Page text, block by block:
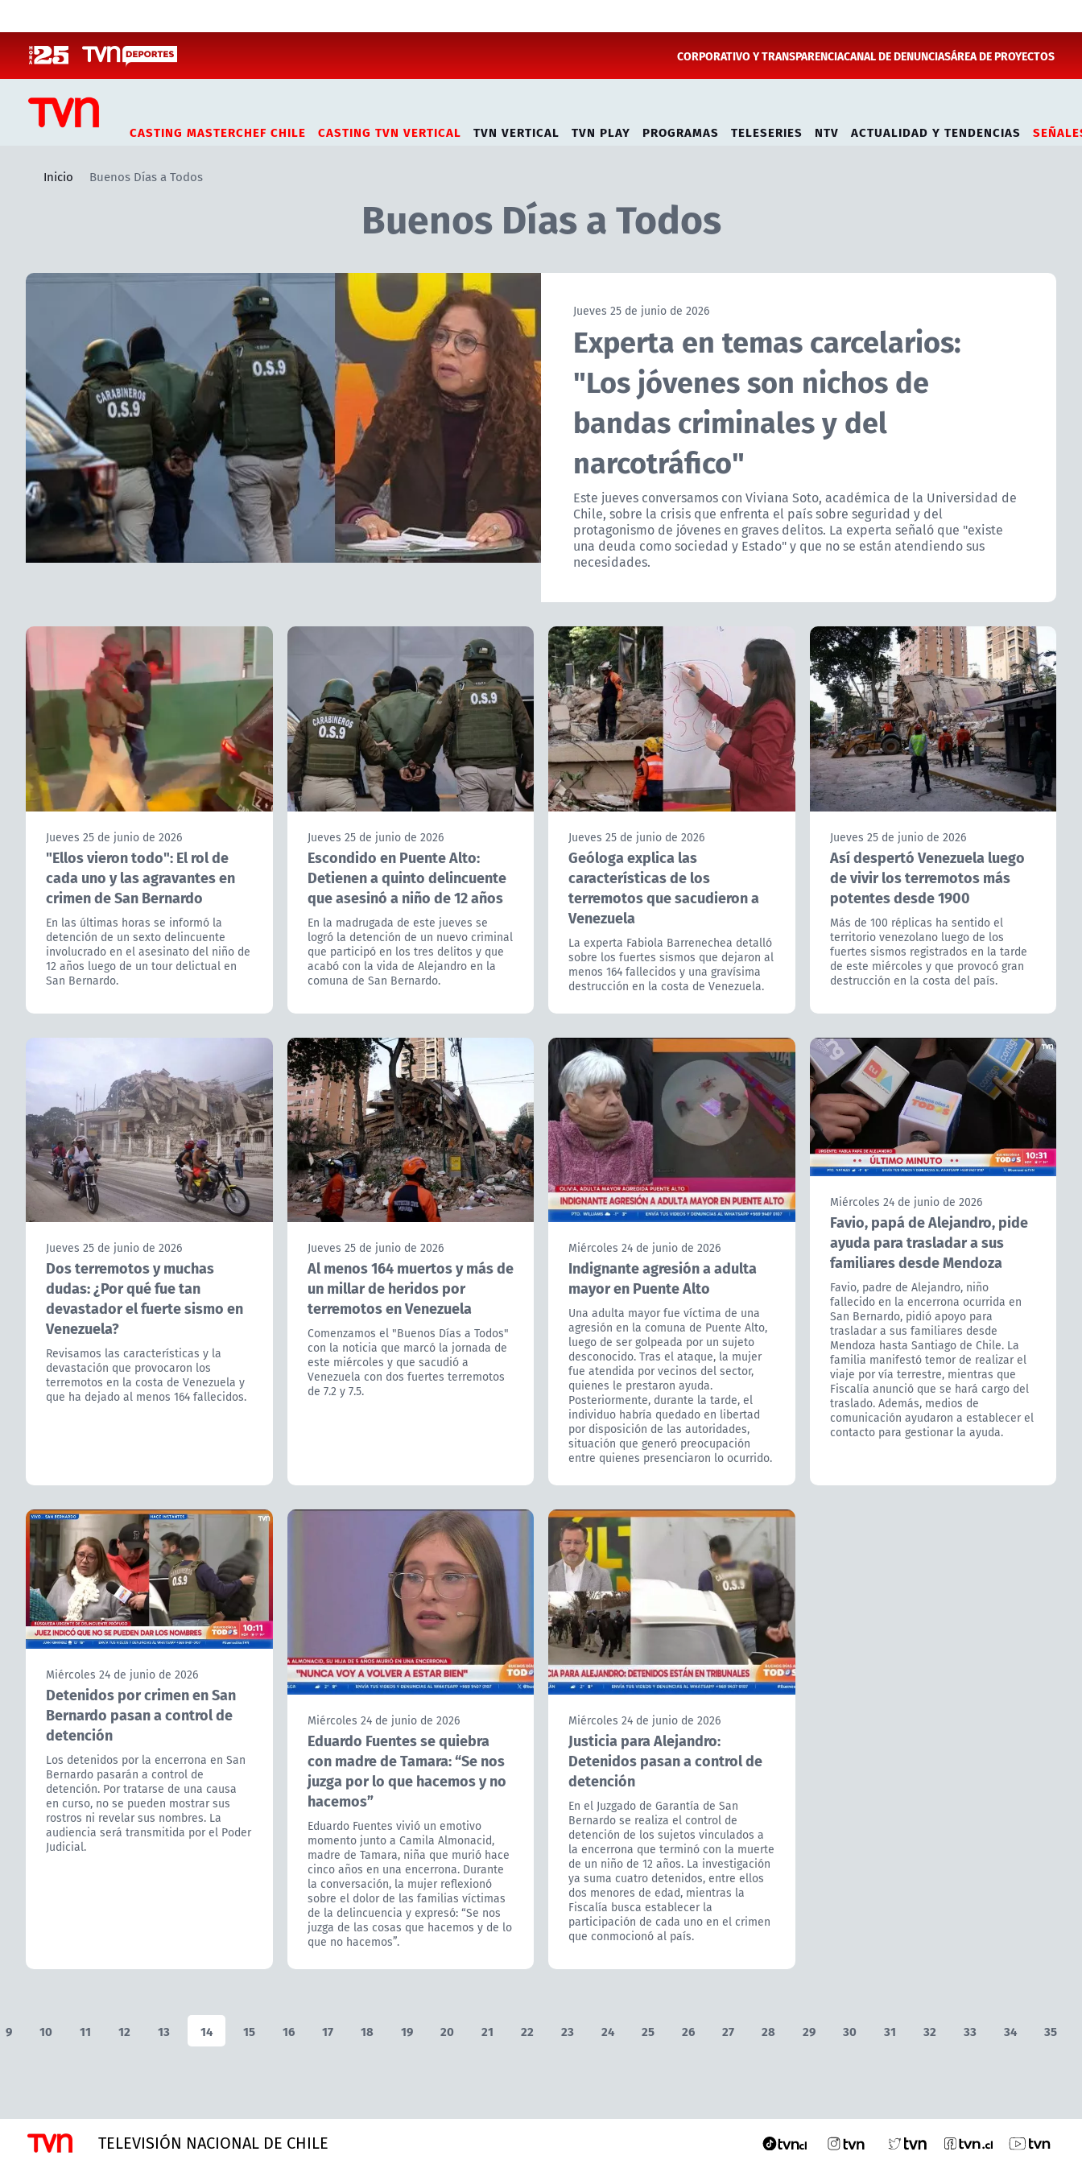
CORPORATIVO Y TRANSPARENCIACANAL DE DENUNCIASÁREA DE PROYECTOS
CASTING MASTERCHEF CHILE CASTING TVN VERTICAL TVN VERTICAL TVN PLAY PROGRAMAS TELESERIES NTV ACTUALIDAD Y TENDENCIAS
Inicio Buenos Días a Todos
Buenos Días a Todos
Artículos relacionados con Buenos Días a Todos
Jueves 25 de junio de 2026
Experta en temas carcelarios:
"Los jóvenes son nichos de
bandas criminales y del
narcotráfico"
Este jueves conversamos con Viviana Soto, académica de la Universidad de
Chile, sobre la crisis que enfrenta el país sobre seguridad y del
protagonismo de jóvenes en graves delitos. La experta señaló que "existe
una deuda como sociedad y Estado" y que no se están atendiendo sus
necesidades.
Jueves 25 de junio de 2026
"Ellos vieron todo": El rol de
cada uno y las agravantes en
crimen de San Bernardo
En las últimas horas se informó la
detención de un sexto delincuente
involucrado en el asesinato del niño de
12 años luego de un tour delictual en
San Bernardo.
Jueves 25 de junio de 2026
Escondido en Puente Alto:
Detienen a quinto delincuente
que asesinó a niño de 12 años
En la madrugada de este jueves se
logró la detención de un nuevo criminal
que participó en los tres delitos y que
acabó con la vida de Alejandro en la
comuna de San Bernardo.
Jueves 25 de junio de 2026
Geóloga explica las
características de los
terremotos que sacudieron a
Venezuela
La experta Fabiola Barrenechea detalló
sobre los fuertes sismos que dejaron al
menos 164 fallecidos y una gravísima
destrucción en la costa de Venezuela.
Jueves 25 de junio de 2026
Así despertó Venezuela luego
de vivir los terremotos más
potentes desde 1900
Más de 100 réplicas ha sentido el
territorio venezolano luego de los
fuertes sismos registrados en la tarde
de este miércoles y que provocó gran
destrucción en la costa del país.
Jueves 25 de junio de 2026
Dos terremotos y muchas
dudas: ¿Por qué fue tan
devastador el fuerte sismo en
Venezuela?
Revisamos las características y la
devastación que provocaron los
terremotos en la costa de Venezuela y
que ha dejado al menos 164 fallecidos.
Jueves 25 de junio de 2026
Al menos 164 muertos y más de
un millar de heridos por
terremotos en Venezuela
Comenzamos el "Buenos Días a Todos"
con la noticia que marcó la jornada de
este miércoles y que sacudió a
Venezuela con dos fuertes terremotos
de 7.2 y 7.5.
Miércoles 24 de junio de 2026
Indignante agresión a adulta
mayor en Puente Alto
Una adulta mayor fue víctima de una
agresión en la comuna de Puente Alto,
luego de ser golpeada por un sujeto
desconocido. Tras el ataque, la mujer
fue atendida por vecinos del sector,
quienes le prestaron ayuda.
Posteriormente, durante la tarde, el
individuo habría quedado en libertad
por disposición de las autoridades,
situación que generó preocupación
entre quienes presenciaron lo ocurrido.
Miércoles 24 de junio de 2026
Favio, papá de Alejandro, pide
ayuda para trasladar a sus
familiares desde Mendoza
Favio, padre de Alejandro, niño
fallecido en la encerrona ocurrida en
San Bernardo, pidió apoyo para
trasladar a sus familiares desde
Mendoza hasta Santiago de Chile. La
familia manifestó temor de realizar el
viaje por vía terrestre, mientras que
Fiscalía anunció que se hará cargo del
traslado. Además, medios de
comunicación ayudaron a establecer el
contacto para gestionar la ayuda.
Miércoles 24 de junio de 2026
Detenidos por crimen en San
Bernardo pasan a control de
detención
Los detenidos por la encerrona en San
Bernardo pasarán a control de
detención. Por tratarse de una causa
en curso, no se pueden mostrar sus
rostros ni revelar sus nombres. La
audiencia será transmitida por el Poder
Judicial.
Miércoles 24 de junio de 2026
Eduardo Fuentes se quiebra
con madre de Tamara: “Se nos
juzga por lo que hacemos y no
hacemos”
Eduardo Fuentes vivió un emotivo
momento junto a Camila Almonacid,
madre de Tamara, niña que murió hace
cinco años en una encerrona. Durante
la conversación, la mujer reflexionó
sobre el dolor de las familias víctimas
de la delincuencia y expresó: “Se nos
juzga de las cosas que hacemos y de lo
que no hacemos”.
Miércoles 24 de junio de 2026
Justicia para Alejandro:
Detenidos pasan a control de
detención
En el Juzgado de Garantía de San
Bernardo se realiza el control de
detención de los sujetos vinculados a
la encerrona que terminó con la muerte
de un niño de 12 años. La investigación
ya suma cuatro detenidos, entre ellos
dos menores de edad, mientras la
Fiscalía busca establecer la
participación de cada uno en el crimen
que conmocionó al país.
9 10 11 12 13 14 15 16 17 18 19 20 21 22 23 24 25 26 27 28 29 30 31 32 33 34 35
TELEVISIÓN NACIONAL DE CHILE